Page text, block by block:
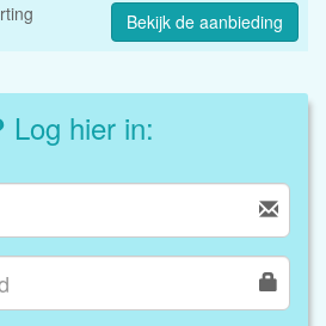
Bekijk de aanbieding
Log hier in: